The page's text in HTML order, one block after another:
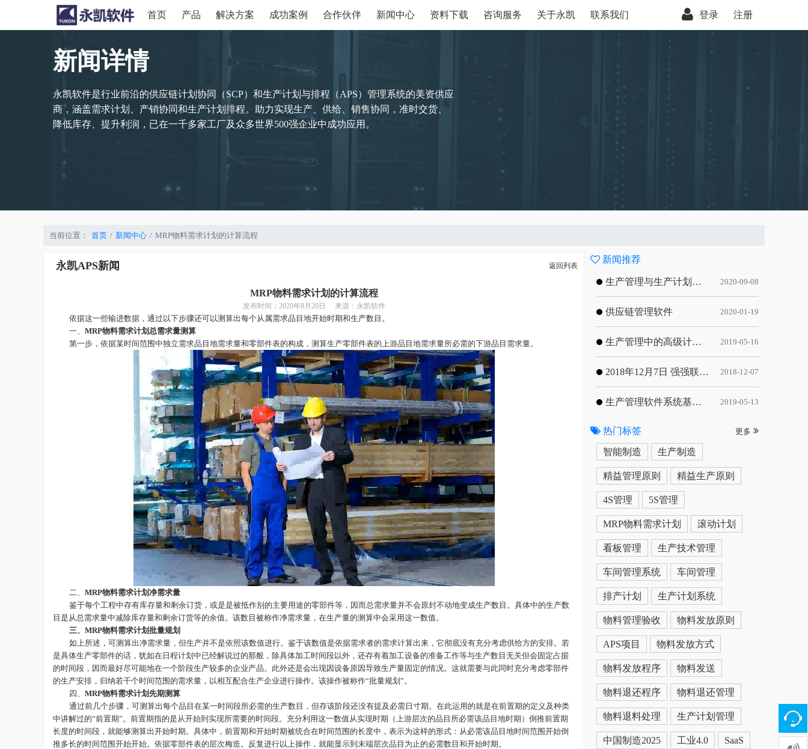
首页 产品 解决方案 成功案例 合作伙伴 新闻中心 资料下载 咨询服务 关于永凯 联系我们 登录 注册
新闻详情
永凯软件是行业前沿的供应链计划协同（SCP）和生产计划与排程（APS）管理系统的美资供应
商，涵盖需求计划、产销协同和生产计划排程。助力实现生产、供给、销售协同，准时交货、
降低库存、提升利润，已在一千多家工厂及众多世界500强企业中成功应用。
当前位置： 首页 新闻中心 MRP物料需求计划的计算流程
永凯APS新闻 返回列表
MRP物料需求计划的计算流程
发布时间： 2020年8月20日 来源：永凯软件
依据这一些输进数据，通过以下步骤还可以测算出每个从属需求品目地开始时期和生产数目。
一、 MRP物料需求计划总需求量测算
第一步，依据某时间范围中独立需求品目地需求量和零部件表的构成，测算生产零部件表的上游品目地需求量所必需的下游品目需求量。
二、 MRP物料需求计划净需求量
鉴于每个工程中存有库存量和剩余订货，或是是被抵作别的主要用途的零部件等，因而总需求量并不会原封不动地变成生产数目。具体中的生产数
目是从总需求量中减除库存量和剩余订货等的余值。该数目被称作净需求量，在生产量的测算中会采用这一数值。
三、 MRP物料需求计划批量规划
如上所述，可测算出净需求量，但生产并不是依照该数值进行。鉴于该数值是依据需求者的需求计算出来，它彻底没有充分考虑供给方的安排。若
是具体生产零部件的话，犹如在日程计划中已经解说过的那般，除具体加工时间段以外，还存有着加工设备的准备工作等与生产数目无关但会固定占据
的时间段，因而最好尽可能地在一个阶段生产较多的企业产品。此外还是会出现因设备原因导致生产量固定的情况。这就需要与此同时充分考虑零部件
的生产安排，归纳若干个时间范围的需求量，以相互配合生产企业进行操作。该操作被称作“批量规划”。
四、 MRP物料需求计划先期测算
通过前几个步骤，可测算出每个品目在某一时间段所必需的生产数目，但存该阶段还没有提及必需日寸期。在此运用的就是在前置期的定义及种类
中讲解过的“前置期”。前置期指的是从开始到实现所需要的时间段。充分利用这一数值从实现时期（上游层次的品目所必需该品目地时期）倒推前置期
长度的时间段，就能够测算出开始时期。具体中，前置期和开始时期被统合在时间范围的长度中，表示为这样的形式：从必需该品目地时间范围开始倒
推多长的时间范围开始开始。依据零部件表的层次梅造。反复进行以上操作，就能显示到末端层次品目为止的必需数目和开始时期。
新闻推荐
生产管理与生产计划的目标 2020-09-08
供应链管理软件 2020-01-19
生产管理中的高级计划与排程优化 2019-05-16
2018年12月7日 强强联手，共同推进电子器件领域APS应用典范 风华高科生产自动化工业互联网应用项目-APS项目启动会 2018-12-07
生产管理软件系统基于信息化的解决方案 2019-05-13
热门标签 更多
智能制造 生产制造
精益管理原则 精益生产原则
4S管理 5S管理
MRP物料需求计划 滚动计划
看板管理 生产技术管理
车间管理系统 车间管理
排产计划 生产计划系统
物料管理验收 物料发放原则
APS项目 物料发放方式
物料发放程序 物料发送
物料退还程序 物料退还管理
物料退料处理 生产计划管理
中国制造2025 工业4.0 SaaS